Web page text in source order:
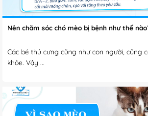
Nên chăm sóc chó mèo bị bệnh như thế
Các bé thú cưng cũng như con người, cũng
khỏe. Vậy ...